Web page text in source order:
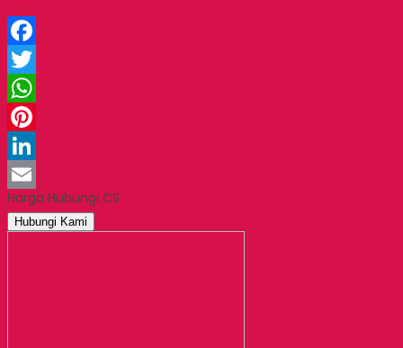
Facebook
Twitter
WhatsApp
Pinterest
LinkedIn
Email
Harga Hubungi CS
Hubungi Kami